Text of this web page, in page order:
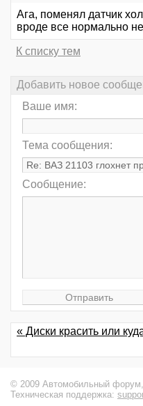
Ага, поменял датчик
вроде все нормально
К списку тем
Добавить новое
Ваше имя:
Тема сообщения:
Сообщение:
« Диски красить или
© 2009 Автомобильный форум,
Техническая поддержка: